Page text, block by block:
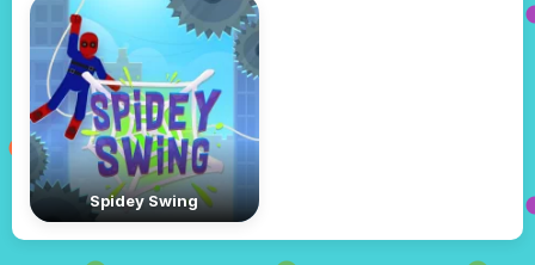
Spidey Swing